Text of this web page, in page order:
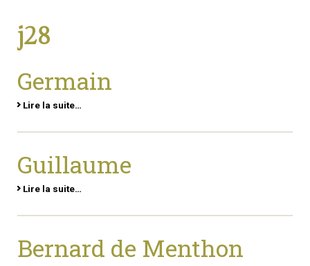
j28
Germain
Lire la suite…
Guillaume
Lire la suite…
Bernard de Menthon